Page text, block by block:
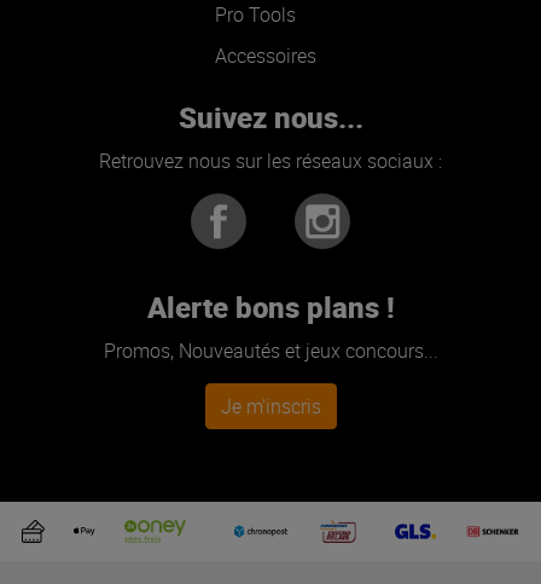
Pro Tools
Accessoires
Suivez nous...
Retrouvez nous sur les réseaux sociaux :
Alerte bons plans !
Promos, Nouveautés et jeux concours...
Je m'inscris